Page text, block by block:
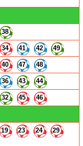
38
34 41 42 49
40 47 48
36 43 44
32 45 46
19 23 24 29